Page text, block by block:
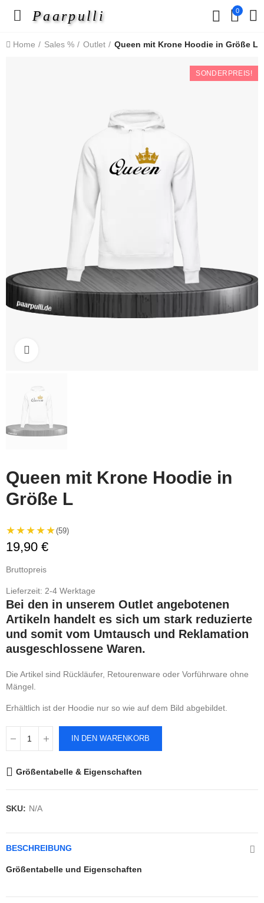
Paarpulli 0
Home Sales % Outlet Queen mit Krone Hoodie in Größe L
SONDERPREIS!
Queen mit Krone Hoodie in
Größe L
★★★★★(59)
19,90 €
Bruttopreis
Lieferzeit: 2-4 Werktage
Bei den in unserem Outlet angebotenen
Artikeln handelt es sich um stark reduzierte
und somit vom Umtausch und Reklamation
ausgeschlossene Waren.
Die Artikel sind Rückläufer, Retourenware oder Vorführware ohne
Mängel.
Erhältlich ist der Hoodie nur so wie auf dem Bild abgebildet.
IN DEN WARENKORB
Größentabelle & Eigenschaften
SKU: N/A
BESCHREIBUNG
Größentabelle und Eigenschaften